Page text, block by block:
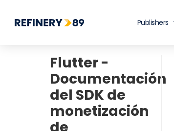
Publishers
Flutter -
Documentación
del SDK de
monetización